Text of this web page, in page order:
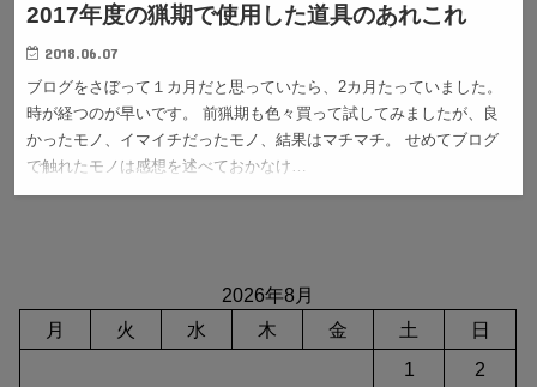
2017年度の猟期で使用した道具のあれこれ
2018.06.07
ブログをさぼって１カ月だと思っていたら、2カ月たっていました。
時が経つのが早いです。 前猟期も色々買って試してみましたが、良
かったモノ、イマイチだったモノ、結果はマチマチ。 せめてブログ
で触れたモノは感想を述べておかなけ…
2026年8月
月
火 水 木 金 土
日
1
2